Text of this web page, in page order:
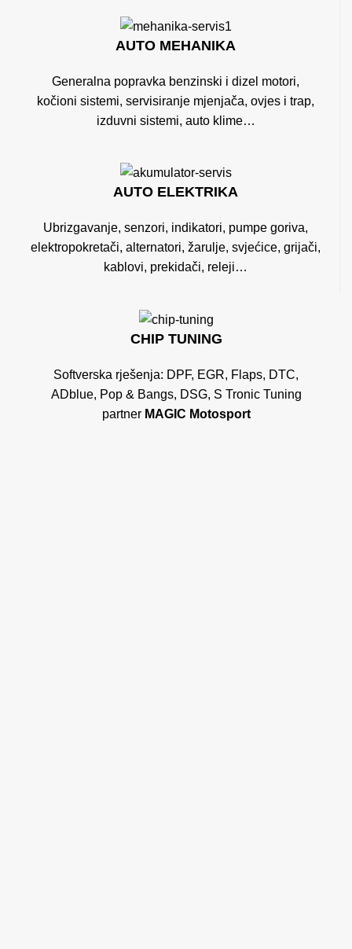
AUTO MEHANIKA
Generalna popravka benzinski i dizel motori,
kočioni sistemi, servisiranje mjenjača, ovjes i trap,
izduvni sistemi, auto klime…
AUTO ELEKTRIKA
Ubrizgavanje, senzori, indikatori, pumpe goriva,
elektropokretači, alternatori, žarulje, svjećice, grijači,
kablovi, prekidači, releji…
CHIP TUNING
Softverska rješenja: DPF, EGR, Flaps, DTC,
ADblue, Pop & Bangs, DSG, S Tronic Tuning
partner MAGIC Motosport